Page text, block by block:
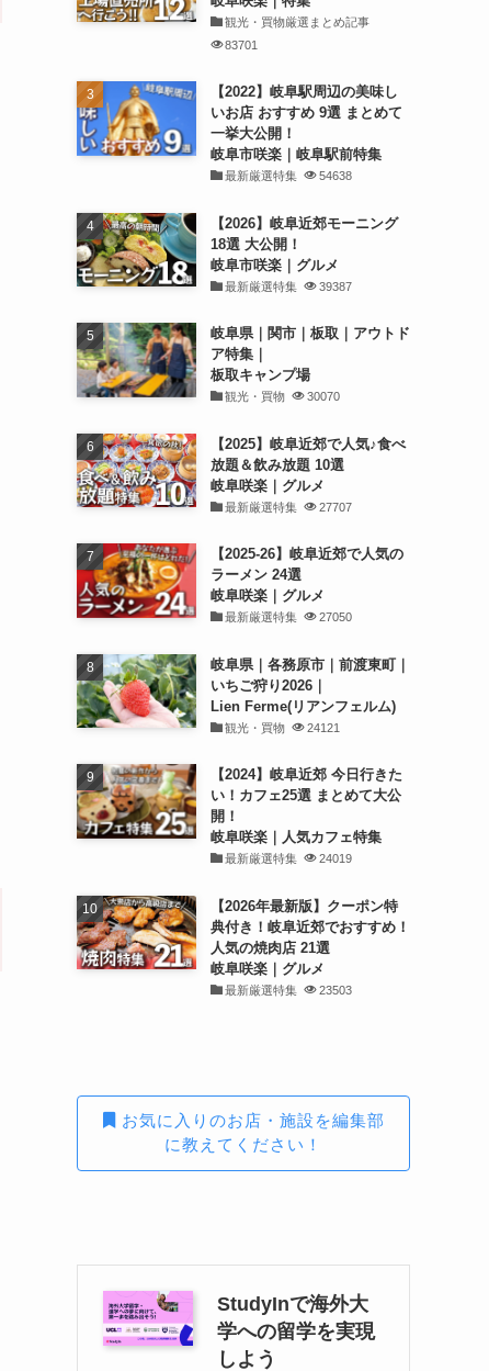
観光・買物厳選まとめ記事
83701
【2022】岐阜駅周辺の美味し
いお店 おすすめ 9選 まとめて
一挙大公開！
岐阜市咲楽｜岐阜駅前特集
最新厳選特集 54638
【2026】岐阜近郊モーニング
18選 大公開！
岐阜市咲楽｜グルメ
最新厳選特集 39387
岐阜県｜関市｜板取｜アウトド
ア特集｜
板取キャンプ場
観光・買物 30070
【2025】岐阜近郊で人気♪食べ
放題＆飲み放題 10選
岐阜咲楽｜グルメ
最新厳選特集 27707
【2025-26】岐阜近郊で人気の
ラーメン 24選
岐阜咲楽｜グルメ
最新厳選特集 27050
岐阜県｜各務原市｜前渡東町｜
いちご狩り2026｜
Lien Ferme(リアンフェルム)
観光・買物 24121
【2024】岐阜近郊 今日行きた
い！カフェ25選 まとめて大公
開！
岐阜咲楽｜人気カフェ特集
最新厳選特集 24019
【2026年最新版】クーポン特
典付き！岐阜近郊でおすすめ！
人気の焼肉店 21選
岐阜咲楽｜グルメ
最新厳選特集 23503
お気に入りのお店・施設を編集部
に教えてください！
StudyInで海外大
学への留学を実現
しよう